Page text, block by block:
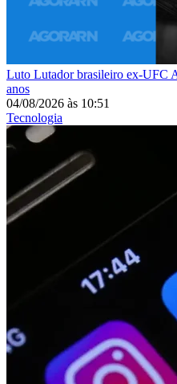
Luto Lutador brasileiro ex-UFC
anos
04/08/2026 às 10:51
Tecnologia